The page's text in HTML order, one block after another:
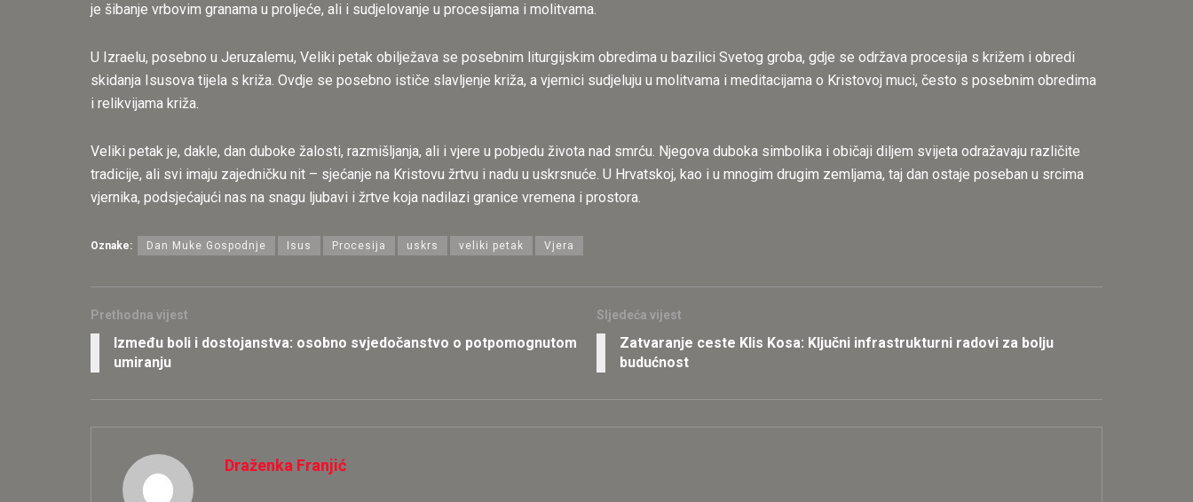
je šibanje vrbovim granama u proljeće, ali i sudjelovanje u procesijama i molitvama.
U Izraelu, posebno u Jeruzalemu, Veliki petak obilježava se posebnim liturgijskim obredima u bazilici Svetog groba, gdje se održava procesija s križem i obredi
skidanja Isusova tijela s križa. Ovdje se posebno ističe slavljenje križa, a vjernici sudjeluju u molitvama i meditacijama o Kristovoj muci, često s posebnim obredima
i relikvijama križa.
Veliki petak je, dakle, dan duboke žalosti, razmišljanja, ali i vjere u pobjedu života nad smrću. Njegova duboka simbolika i običaji diljem svijeta odražavaju različite
tradicije, ali svi imaju zajedničku nit – sjećanje na Kristovu žrtvu i nadu u uskrsnuće. U Hrvatskoj, kao i u mnogim drugim zemljama, taj dan ostaje poseban u srcima
vjernika, podsjećajući nas na snagu ljubavi i žrtve koja nadilazi granice vremena i prostora.
Oznake: Dan Muke Gospodnje Isus Procesija uskrs veliki petak Vjera
Prethodna vijest
Između boli i dostojanstva: osobno svjedočanstvo o potpomognutom
umiranju
Sljedeća vijest
Zatvaranje ceste Klis Kosa: Ključni infrastrukturni radovi za bolju
budućnost
Draženka Franjić